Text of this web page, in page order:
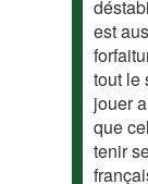
est
tout le
jouer
que
tenir